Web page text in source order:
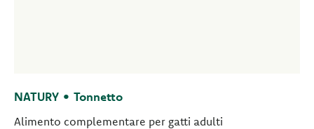
NATURY • Tonnetto
Alimento complementare per gatti adulti